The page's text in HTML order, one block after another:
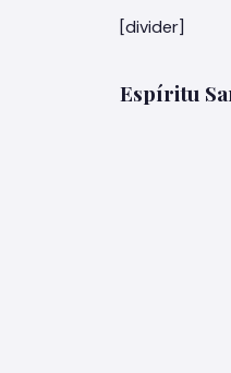
[divider]
Espíritu